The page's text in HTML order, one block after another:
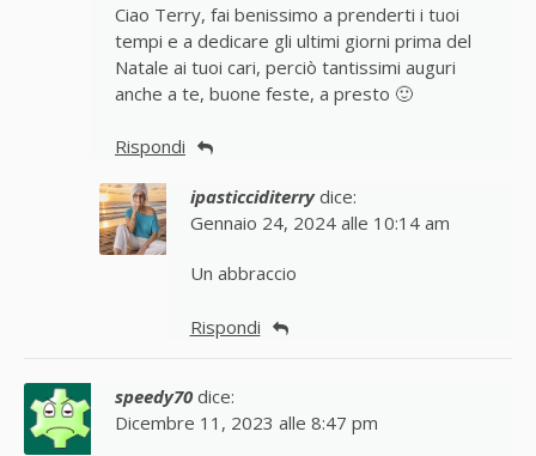
Ciao Terry, fai benissimo a prenderti i tuoi
tempi e a dedicare gli ultimi giorni prima del
Natale ai tuoi cari, perciò tantissimi auguri
anche a te, buone feste, a presto 🙂
Rispondi
ipasticciditerry dice:
Gennaio 24, 2024 alle 10:14 am
Un abbraccio
Rispondi
speedy70 dice:
Dicembre 11, 2023 alle 8:47 pm